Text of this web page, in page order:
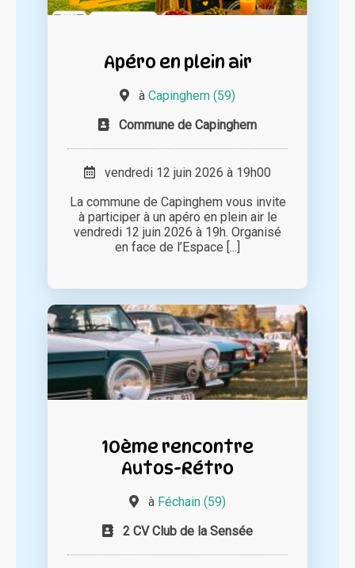
Apéro en plein air
à Capinghem (59)
Commune de Capinghem
vendredi 12 juin 2026 à 19h00
La commune de Capinghem vous invite
à participer à un apéro en plein air le
vendredi 12 juin 2026 à 19h. Organisé
en face de l’Espace [...]
10ème rencontre
Autos-Rétro
à Féchain (59)
2 CV Club de la Sensée